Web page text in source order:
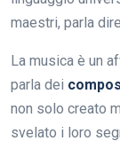
maestri, parla
La musica è un
parla dei
non solo creato
svelato i loro